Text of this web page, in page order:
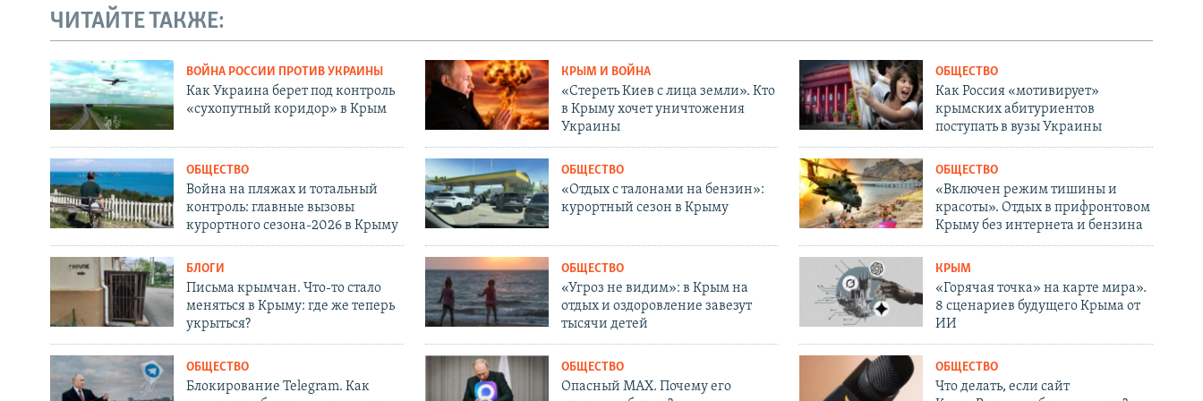
ЧИТАЙТЕ ТАКЖЕ:
ВОЙНА РОССИИ ПРОТИВ УКРАИНЫ
Как Украина берет под контроль
«сухопутный коридор» в Крым
КРЫМ И ВОЙНА
«Стереть Киев с лица земли». Кто
в Крыму хочет уничтожения
Украины
ОБЩЕСТВО
Как Россия «мотивирует»
крымских абитуриентов
поступать в вузы Украины
ОБЩЕСТВО
Война на пляжах и тотальный
контроль: главные вызовы
курортного сезона-2026 в Крыму
ОБЩЕСТВО
«Отдых с талонами на бензин»:
курортный сезон в Крыму
ОБЩЕСТВО
«Включен режим тишины и
красоты». Отдых в прифронтовом
Крыму без интернета и бензина
БЛОГИ
Письма крымчан. Что-то стало
меняться в Крыму: где же теперь
укрыться?
ОБЩЕСТВО
«Угроз не видим»: в Крым на
отдых и оздоровление завезут
тысячи детей
КРЫМ
«Горячая точка» на карте мира».
8 сценариев будущего Крыма от
ИИ
ОБЩЕСТВО
Блокирование Telegram. Как
ОБЩЕСТВО
Опасный MAX. Почему его
ОБЩЕСТВО
Что делать, если сайт